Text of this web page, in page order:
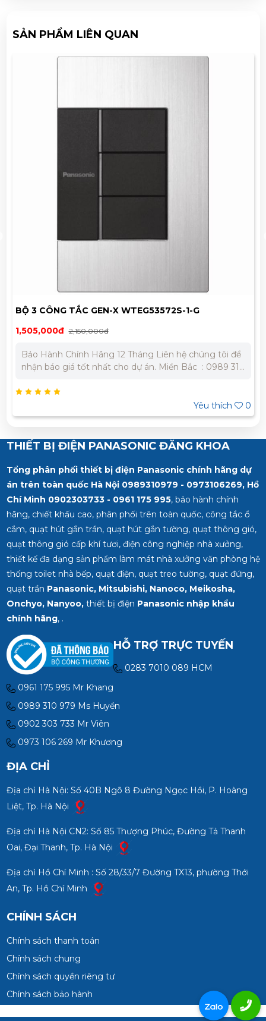
SẢN PHẨM LIÊN QUAN
BỘ 3 CÔNG TẮC GEN-X WTEG53572S-1-G
1,505,000đ 2,150,000đ
Bảo Hành Chính Hãng 12 Tháng Liên hệ chúng tôi để
nhận báo giá tốt nhất cho dự án. Miền Bắc : 0989 310
332 980
Yêu thích
0
THIẾT BỊ ĐIỆN PANASONIC ĐĂNG KHOA
Tổng phân phối thiết bị điện Panasonic chính hãng dự
án trên toàn quốc Hà Nội 0989310979 - 0973106269, Hồ
Chí Minh 0902303733 - 0961 175 995, bảo hành chính
hãng, chiết khấu cao, phân phối trên toàn quốc, công tắc ổ
cắm, quạt hút gắn trần, quạt hút gắn tường, quạt thông gió,
quạt thông gió cấp khí tươi, điện công nghiệp nhà xưởng,
thiết kế đa dạng sản phẩm làm mát nhà xưởng văn phòng hệ
thống toilet nhà bếp, quạt điện, quạt treo tường, quạt đứng,
quạt trần Panasonic, Mitsubishi, Nanoco, Meikosha,
Onchyo, Nanyoo,thiết bị điện Panasonic nhập khẩu
chính hãng, .
HỖ TRỢ TRỰC TUYẾN
0283 7010 089 HCM
0961 175 995 Mr Khang
0989 310 979 Ms Huyền
0902 303 733 Mr Viên
0973 106 269 Mr Khương
ĐỊA CHỈ
Địa chỉ Hà Nội: Số 40B Ngõ 8 Đường Ngọc Hồi, P. Hoàng
Liệt, Tp. Hà Nội
Địa chỉ Hà Nội CN2: Số 85 Thượng Phúc, Đường Tả Thanh
Oai, Đại Thanh, Tp. Hà Nội
Địa chỉ Hồ Chí Minh : Số 28/33/7 Đường TX13, phường Thới
An, Tp. Hồ Chí Minh
CHÍNH SÁCH
Chính sách thanh toán
Chính sách chung
Chính sách quyền riêng tư
Chính sách bảo hành